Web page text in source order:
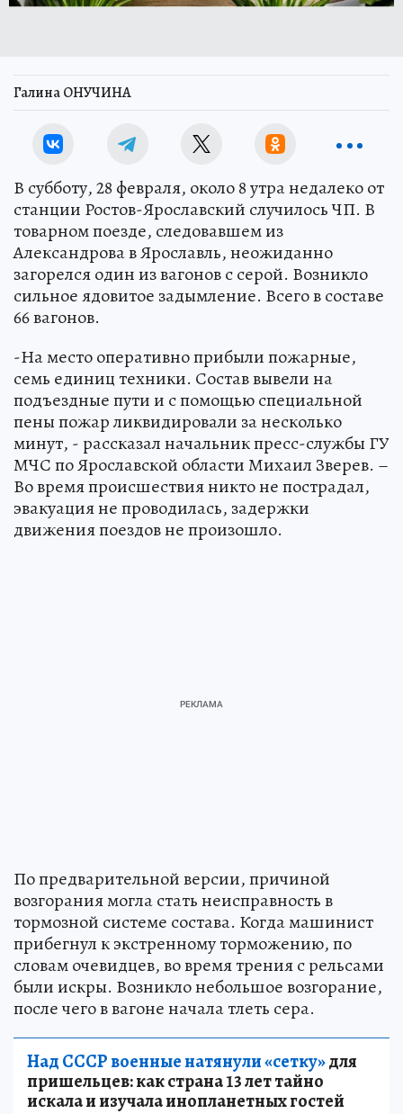
Галина ОНУЧИНА
В субботу, 28 февраля, около 8 утра недалеко от
станции Ростов-Ярославский случилось ЧП. В
товарном поезде, следовавшем из
Александрова в Ярославль, неожиданно
загорелся один из вагонов с серой. Возникло
сильное ядовитое задымление. Всего в составе
66 вагонов.
-На место оперативно прибыли пожарные,
семь единиц техники. Состав вывели на
подъездные пути и с помощью специальной
пены пожар ликвидировали за несколько
минут, - рассказал начальник пресс-службы ГУ
МЧС по Ярославской области Михаил Зверев. –
Во время происшествия никто не пострадал,
эвакуация не проводилась, задержки
движения поездов не произошло.
По предварительной версии, причиной
возгорания могла стать неисправность в
тормозной системе состава. Когда машинист
прибегнул к экстренному торможению, по
словам очевидцев, во время трения с рельсами
были искры. Возникло небольшое возгорание,
после чего в вагоне начала тлеть сера.
Над СССР военные натянули «сетку»для
пришельцев: как страна 13 лет тайно
искала и изучала инопланетных гостей